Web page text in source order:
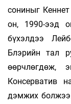
сониныг
он, 1990-ээд
бүхэлдээ
Блэрийн тал
өөрчлөгдөж,
Консерватив
дэмжих